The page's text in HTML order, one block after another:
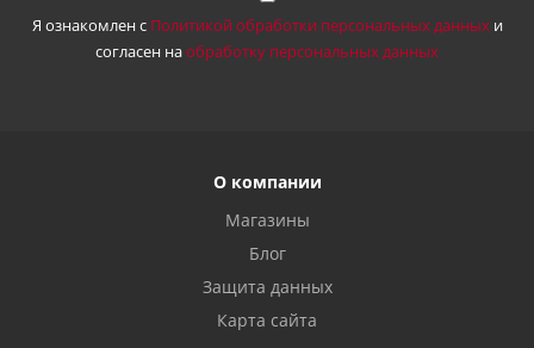
Я ознакомлен с Политикой обработки персональных данныхи
согласен наобработку персональных данных
О компании
Магазины
Блог
Защита данных
Карта сайта